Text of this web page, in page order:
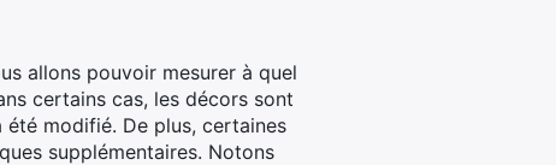
allons pouvoir mesurer à quel
certains cas, les décors sont
été modifié. De plus, certaines
supplémentaires. Notons